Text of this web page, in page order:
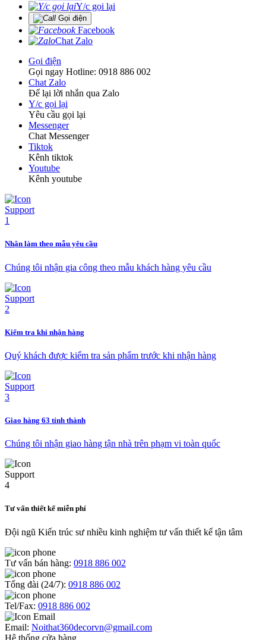
Y/c gọi lại
Gọi điện
Facebook
Chat Zalo
Gọi điện
Gọi ngay Hotline: 0918 886 002
Chat Zalo
Để lại lời nhắn qua Zalo
Y/c gọi lại
Yêu cầu gọi lại
Messenger
Chat Messenger
Tiktok
Kênh tiktok
Youtube
Kênh youtube
Nhận làm theo mẫu yêu cầu
Chúng tôi nhận gia công theo mẫu khách hàng yêu cầu
Kiểm tra khi nhận hàng
Quý khách được kiểm tra sản phẩm trước khi nhận hàng
Giao hàng 63 tỉnh thành
Chúng tôi nhận giao hàng tận nhà trên phạm vi toàn quốc
Tư vấn thiết kế miễn phí
Đội ngũ Kiến trúc sư nhiều kinh nghiệm tư vấn thiết kế tận tâm
Tư vấn bán hàng: 0918 886 002
Tổng đài (24/7): 0918 886 002
Tel/Fax: 0918 886 002
Email: Noithat360decorvn@gmail.com
Hệ thống cửa hàng